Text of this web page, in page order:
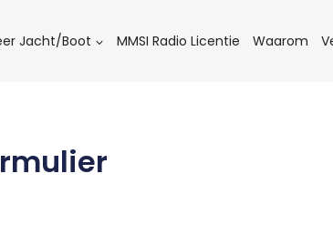
Jacht/Boot MMSI Radio Licentie Waarom